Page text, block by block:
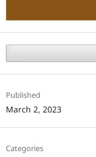
Published
March 2, 2023
Categories